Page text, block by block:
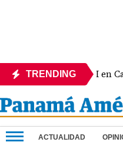
TRENDING
rey Felipe VI en Cali
ACTUALIDAD